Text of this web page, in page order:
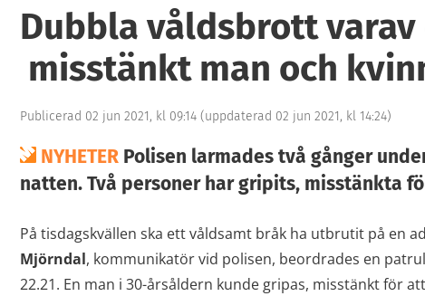
Dubbla våldsbrott
misstänkt man och
Publicerad 02 jun 2021, kl 09:14 (uppdaterad 02 jun 2021, kl 14:24)
NYHETERPolisen larmades två gånger
natten. Två personer har gripits, misstänkta
På tisdagskvällen ska ett våldsamt bråk ha utbrutit på en
Mjörndal, kommunikatör vid polisen, beordrades en
22.21. En man i 30-årsåldern kunde gripas, misstänkt för